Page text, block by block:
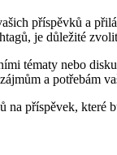
příspěvků a
je důležité
tématy nebo
a potřebám
příspěvek,